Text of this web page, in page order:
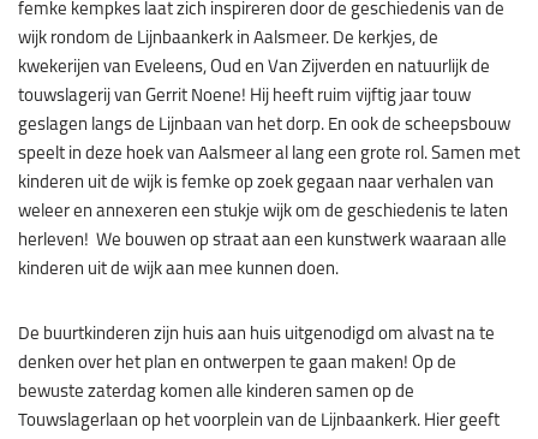
femke kempkes laat zich inspireren door de geschiedenis van de
wijk rondom de Lijnbaankerk in Aalsmeer. De kerkjes, de
kwekerijen van Eveleens, Oud en Van Zijverden en natuurlijk de
touwslagerij van Gerrit Noene! Hij heeft ruim vijftig jaar touw
geslagen langs de Lijnbaan van het dorp. En ook de scheepsbouw
speelt in deze hoek van Aalsmeer al lang een grote rol. Samen met
kinderen uit de wijk is femke op zoek gegaan naar verhalen van
weleer en annexeren een stukje wijk om de geschiedenis te laten
herleven! We bouwen op straat aan een kunstwerk waaraan alle
kinderen uit de wijk aan mee kunnen doen.
De buurtkinderen zijn huis aan huis uitgenodigd om alvast na te
denken over het plan en ontwerpen te gaan maken! Op de
bewuste zaterdag komen alle kinderen samen op de
Touwslagerlaan op het voorplein van de Lijnbaankerk. Hier geeft